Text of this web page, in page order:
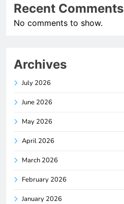
Recent Comments
No comments to show.
Archives
July 2026
June 2026
May 2026
April 2026
March 2026
February 2026
January 2026